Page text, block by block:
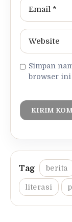
Simpan
browser ini
berita
literasi